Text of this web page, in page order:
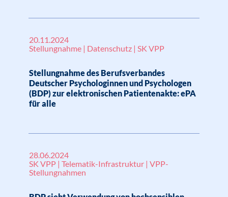
20.11.2024
Stellungnahme | Datenschutz | SK VPP
Stellungnahme des Berufsverbandes
Deutscher Psychologinnen und Psychologen
(BDP) zur elektronischen Patientenakte: ePA
für alle
28.06.2024
SK VPP | Telematik-Infrastruktur | VPP-
Stellungnahmen